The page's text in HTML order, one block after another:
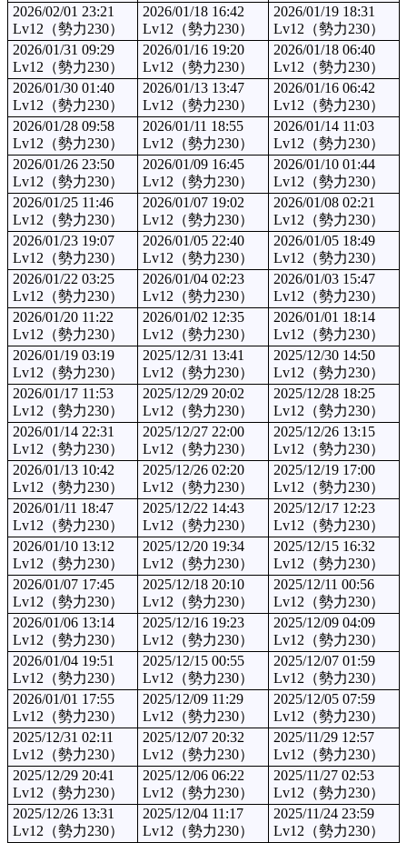
2026/02/01 23:21
Lv12（勢力230）
2026/01/18 16:42
Lv12（勢力230）
2026/01/19 18:31
Lv12（勢力230）
2026/01/31 09:29
Lv12（勢力230）
2026/01/16 19:20
Lv12（勢力230）
2026/01/18 06:40
Lv12（勢力230）
2026/01/30 01:40
Lv12（勢力230）
2026/01/13 13:47
Lv12（勢力230）
2026/01/16 06:42
Lv12（勢力230）
2026/01/28 09:58
Lv12（勢力230）
2026/01/11 18:55
Lv12（勢力230）
2026/01/14 11:03
Lv12（勢力230）
2026/01/26 23:50
Lv12（勢力230）
2026/01/09 16:45
Lv12（勢力230）
2026/01/10 01:44
Lv12（勢力230）
2026/01/25 11:46
Lv12（勢力230）
2026/01/07 19:02
Lv12（勢力230）
2026/01/08 02:21
Lv12（勢力230）
2026/01/23 19:07
Lv12（勢力230）
2026/01/05 22:40
Lv12（勢力230）
2026/01/05 18:49
Lv12（勢力230）
2026/01/22 03:25
Lv12（勢力230）
2026/01/04 02:23
Lv12（勢力230）
2026/01/03 15:47
Lv12（勢力230）
2026/01/20 11:22
Lv12（勢力230）
2026/01/02 12:35
Lv12（勢力230）
2026/01/01 18:14
Lv12（勢力230）
2026/01/19 03:19
Lv12（勢力230）
2025/12/31 13:41
Lv12（勢力230）
2025/12/30 14:50
Lv12（勢力230）
2026/01/17 11:53
Lv12（勢力230）
2025/12/29 20:02
Lv12（勢力230）
2025/12/28 18:25
Lv12（勢力230）
2026/01/14 22:31
Lv12（勢力230）
2025/12/27 22:00
Lv12（勢力230）
2025/12/26 13:15
Lv12（勢力230）
2026/01/13 10:42
Lv12（勢力230）
2025/12/26 02:20
Lv12（勢力230）
2025/12/19 17:00
Lv12（勢力230）
2026/01/11 18:47
Lv12（勢力230）
2025/12/22 14:43
Lv12（勢力230）
2025/12/17 12:23
Lv12（勢力230）
2026/01/10 13:12
Lv12（勢力230）
2025/12/20 19:34
Lv12（勢力230）
2025/12/15 16:32
Lv12（勢力230）
2026/01/07 17:45
Lv12（勢力230）
2025/12/18 20:10
Lv12（勢力230）
2025/12/11 00:56
Lv12（勢力230）
2026/01/06 13:14
Lv12（勢力230）
2025/12/16 19:23
Lv12（勢力230）
2025/12/09 04:09
Lv12（勢力230）
2026/01/04 19:51
Lv12（勢力230）
2025/12/15 00:55
Lv12（勢力230）
2025/12/07 01:59
Lv12（勢力230）
2026/01/01 17:55
Lv12（勢力230）
2025/12/09 11:29
Lv12（勢力230）
2025/12/05 07:59
Lv12（勢力230）
2025/12/31 02:11
Lv12（勢力230）
2025/12/07 20:32
Lv12（勢力230）
2025/11/29 12:57
Lv12（勢力230）
2025/12/29 20:41
Lv12（勢力230）
2025/12/06 06:22
Lv12（勢力230）
2025/11/27 02:53
Lv12（勢力230）
2025/12/26 13:31
Lv12（勢力230）
2025/12/04 11:17
Lv12（勢力230）
2025/11/24 23:59
Lv12（勢力230）